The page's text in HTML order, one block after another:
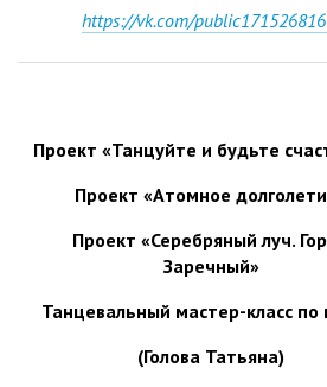
https://vk.com/public171526816
Проект «Танцуйте и будьте
Проект «Атомное
Проект «Серебряный луч.
Заречный»
Танцевальный мастер-класс по
(Голова Татьяна)